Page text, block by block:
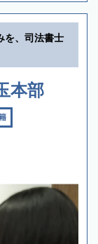
を、司法書士
本部